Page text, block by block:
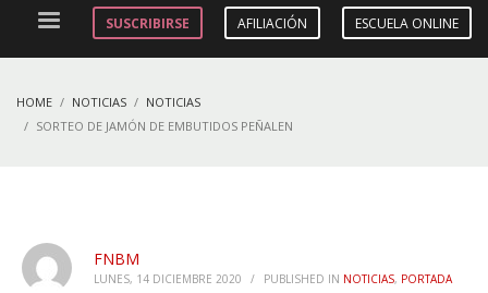
SUSCRIBIRSE AFILIACIÓN ESCUELA ONLINE
HOME NOTICIAS
NOTICIAS
SORTEO DE JAMÓN DE EMBUTIDOS PEÑALEN
FNBM
LUNES, 14 DICIEMBRE 2020 / PUBLISHED IN NOTICIAS, PORTADA